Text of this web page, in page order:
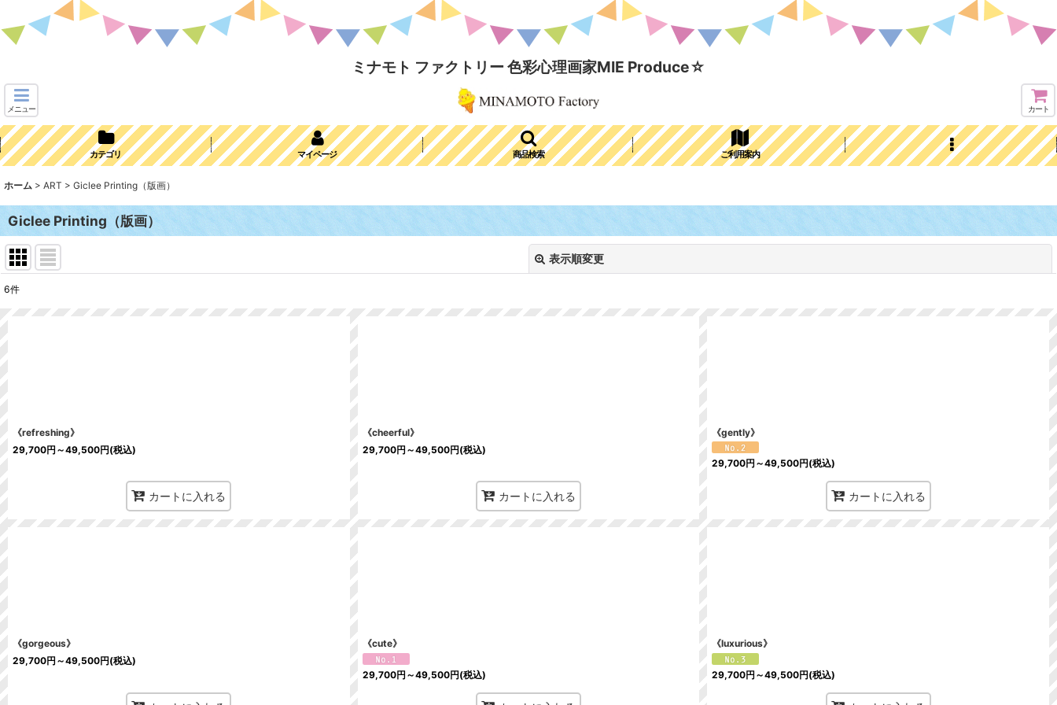
ミナモト ファクトリー 色彩心理画家MIE Produce☆
メニュー カート
カテゴリ マイページ 商品検索 ご利用案内
ホーム > ART > Giclee Printing（版画）
Giclee Printing（版画）
表示順変更
6件
《refreshing》
29,700円 ～49,500円(税込)
カートに入れる
《cheerful》
29,700円 ～49,500円(税込)
カートに入れる
《gently》
29,700円 ～49,500円(税込)
カートに入れる
《gorgeous》
29,700円 ～49,500円(税込)
《cute》
29,700円 ～49,500円(税込)
《luxurious》
29,700円 ～49,500円(税込)